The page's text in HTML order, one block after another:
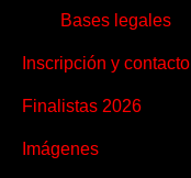
Bases legales
Inscripción y contacto
Finalistas 2026
Imágenes